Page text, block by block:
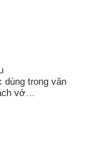
trong văn
vở…